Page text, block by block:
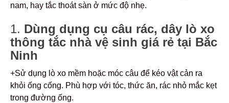
nam, hay tắc thoát sàn ở mức độ nhẹ.
1. Dùng dụng cụ câu rác, dây lò xo
thông tắc nhà vệ sinh giá rẻ tại Bắc
Ninh
+Sử dụng lò xo mềm hoặc móc câu để kéo vật cản ra
khỏi ống cống. Phù hợp với tóc, thức ăn, rác nhỏ mắc kẹt
trong đường ống.